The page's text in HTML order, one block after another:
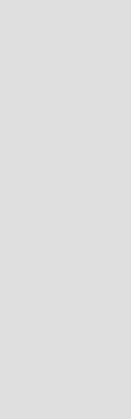
con la aplicación
entre
en la
& Ziyarate
gratis, sino que
funciones
con la
las
Ahora, sólo
puede descargar
& Ziyarate
Madinah!